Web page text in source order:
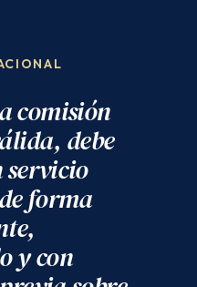
comisión
debe
servicio
forma
y con